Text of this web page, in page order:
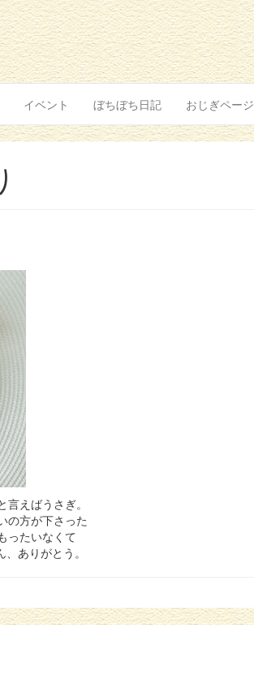
イベント ぼちぼち日記 おじぎページ
えばうさぎ。
の方が下さった
ったいなくて
ありがとう。